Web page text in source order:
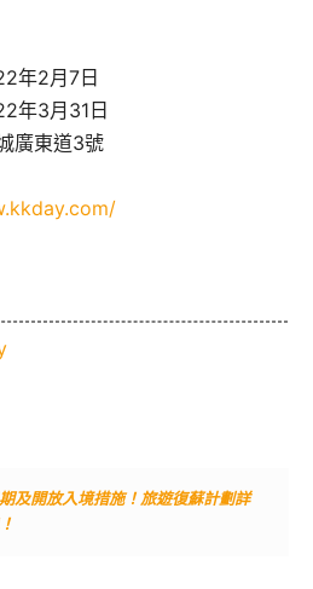
年2月7 日
年3月31日
廣東道3號
及開放入境措施！旅遊復蘇計劃詳